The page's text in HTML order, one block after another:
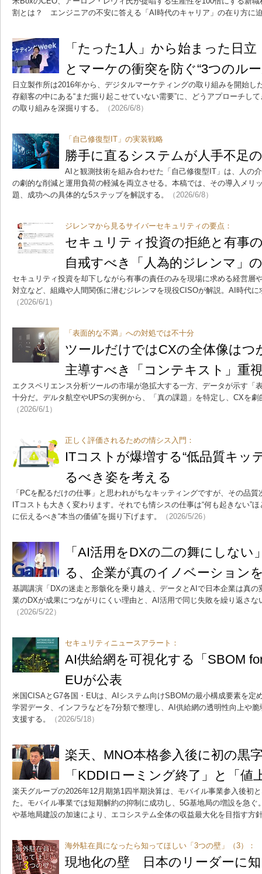
割とは？ エンジニアの不安に答える「AI時代のキャリア」の在り方に
「たった1人」から始まった日
とマーケの衝突を防ぐ“3つのルー
日立製作所は2016年から、デジタルマーケティングの取り組みを開始し
存顧客の中にある“まだ掘り起こせていない需要”に、どうアプローチし
の取り組みを深掘りする。
（2026/6/8）
「自己修復型IT」の実装戦略
勝手に直るシステムが人手不足
AIと観測技術を組み合わせた「自己修復型IT」は、人の
の劇的な削減と運用負荷の軽減を両立させる。本稿では、その導入メリ
題、成功への具体的な5ステップを解説する。
（2026/6/8）
ジレンマから見るサイバーセキュリティの要点：
セキュリティ投資の拒絶と有事
自戒すべき「人為的ジレンマ」
セキュリティ投資を却下しながら有事の責任のみを現場に求める経営層
対立など、組織や人間関係に潜むジレンマを現役CISOが解説。AI時代
（2026/6/1）
「表面的な不満」への対処では不十分
ツールだけではCXの全体像は
主導すべき「コンテキスト」重
エクスペリエンス分析ツールの市場が急拡大する一方、データが示す「
十分だ。デルタ航空やUPSの実例から、「真の課題」を特定し、CXを
（2026/6/1）
正しく評価されるための情シス入門：
ITコストが爆増する“低品質キ
るべき姿を考える
「PCを配るだけの仕事」と思われがちなキッティングですが、その品
ITコストも大きく変わります。それでも情シスの仕事は“何も起きない”
に伝えるべき“本当の価値”を掘り下げます。
（2026/5/26）
「AI活用をDXの二の舞にしな
る、企業が真のイノベーション
基調講演「DXの迷走と形骸化を乗り越え、データとAIで日本企業は真
業のDXが成果につながりにくい理由と、AI活用で同じ失敗を繰り返さな
（2026/5/22）
セキュリティニュースアラート：
AI供給網を可視化する「SBOM
EUが公表
米国CISAとG7各国・EUは、AIシステム向けSBOMの最小構成要素を定
学習データ、インフラなどを7分類で整理し、AI供給網の透明性向上や
支援する。
（2026/5/18）
楽天、MNO本格参入後に初の黒
「KDDIローミング終了」と「値
楽天グループの2026年12月期第1四半期決算は、モバイル事業参入後初
た。モバイル事業では短期解約の抑制に成功し、5G基地局の増設を急
や基地局建設の加速により、エコシステム全体の収益最大化を目指す方
海外駐在員になったら知ってほしい「3つの壁」（3）：
現地化の壁 日本のリーダーに